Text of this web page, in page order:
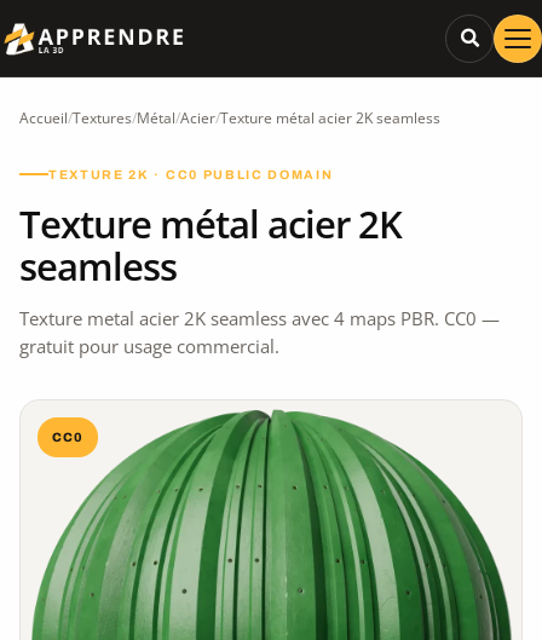
Accueil/Textures/Métal/Acier/Texture métal acier 2K seamless
TEXTURE 2K · CC0 PUBLIC DOMAIN
Texture métal acier 2K
seamless
Texture metal acier 2K seamless avec 4 maps PBR. CC0 —
gratuit pour usage commercial.
CC0